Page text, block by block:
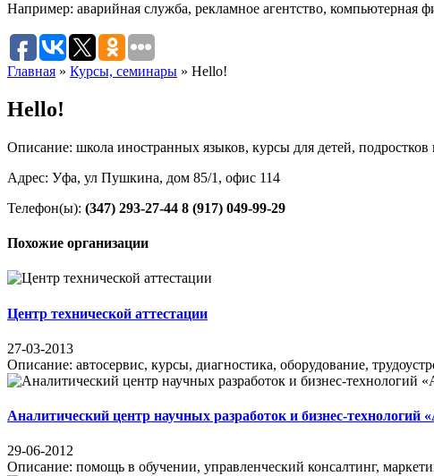
Например: аварийная служба, рекламное агентство, компьютерная
Главная » Курсы, семинары » Hello!
Hello!
Описание: школа иностранных языков, курсы для детей,
Адрес: Уфа, ул Пушкина, дом 85/1, офис 114
Телефон(ы): (347) 293-27-44 8 (917) 049-99-29
Похожие организации
Центр технической аттестации
27-03-2013
Описание: автосервис, курсы, диагностика, оборудование,
Аналитический центр научных разработок и бизнес-технологий
29-06-2012
Описание: помощь в обучении, управленческий консалтинг,